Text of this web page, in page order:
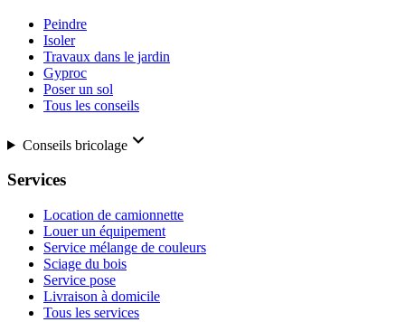
Peindre
Isoler
Travaux dans le jardin
Gyproc
Poser un sol
Tous les conseils
Conseils bricolage
Services
Location de camionnette
Louer un équipement
Service mélange de couleurs
Sciage du bois
Service pose
Livraison à domicile
Tous les services